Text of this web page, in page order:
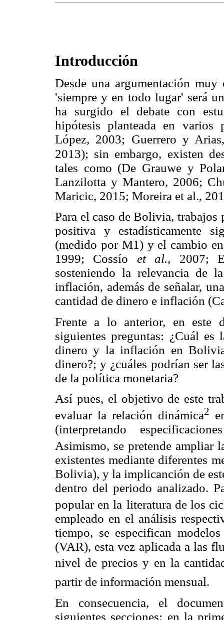
Introducción
Desde una argumentación
'siempre y en todo lugar' será
ha surgido el debate con
hipótesis planteada en varios
López, 2003; Guerrero y
2013); sin embargo, existen
tales como (De Grauwe y
Lanzilotta y Mantero, 2006;
Maricic, 2015; Moreira et al.,
Para el caso de Bolivia, trabajos
positiva y estadísticamente
(medido por M1) y el cambio
1999; Cossío et al., 2007;
sosteniendo la relevancia de
inflación, además de señalar,
cantidad de dinero e inflación
Frente a lo anterior, en este
siguientes preguntas: ¿Cuál
dinero y la inflación en
dinero?; y ¿cuáles podrían ser
de la política monetaria?
Así pues, el objetivo de este
evaluar la relación dinámica2
(interpretando
Asimismo, se pretende ampliar
existentes mediante diferentes
Bolivia), y la implicanción de
dentro del periodo analizado.
popular en la literatura de los
empleado en el análisis
tiempo, se especifican
(VAR), esta vez aplicada a las
nivel de precios y en la
partir de información mensual.
En consecuencia, el
siguientes secciones: en la